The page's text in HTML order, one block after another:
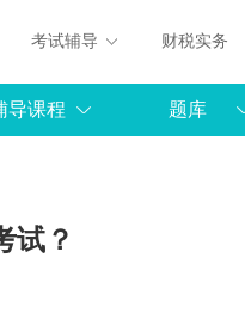
考试辅导 财税实务
导课程 题库
试？